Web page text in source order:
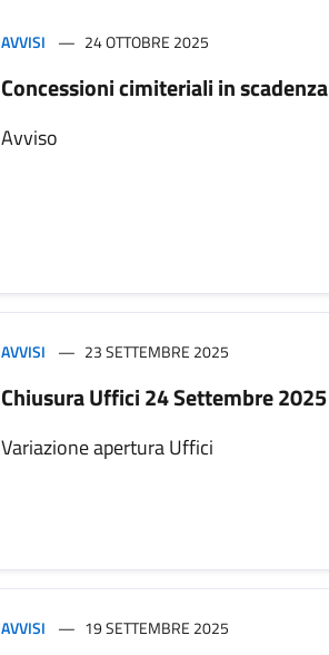
AVVISI 24 OTTOBRE 2025
Concessioni cimiteriali in scadenza
Avviso
AVVISI 23 SETTEMBRE 2025
Chiusura Uffici 24 Settembre 2025
Variazione apertura Uffici
AVVISI 19 SETTEMBRE 2025